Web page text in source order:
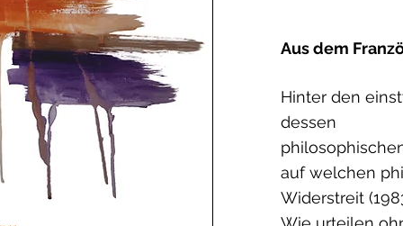
Aus dem
Hinter den
dessen
auf welchen
Widerstreit